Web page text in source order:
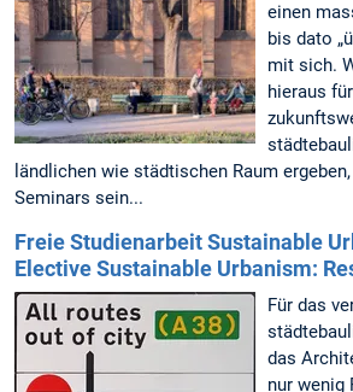
einen
bis dato
mit sich.
hieraus
ländlichen wie städtischen Raum
Seminars sein...
Freie Studienarbeit Sustainable
Elective Sustainable Urbanism:
Für das
das
nur wenig